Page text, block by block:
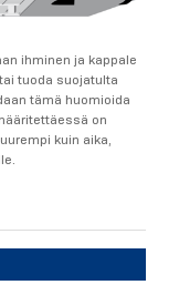
ihminen ja kappale
tuoda suojatulta
tämä huomioida
on
kuin aika,